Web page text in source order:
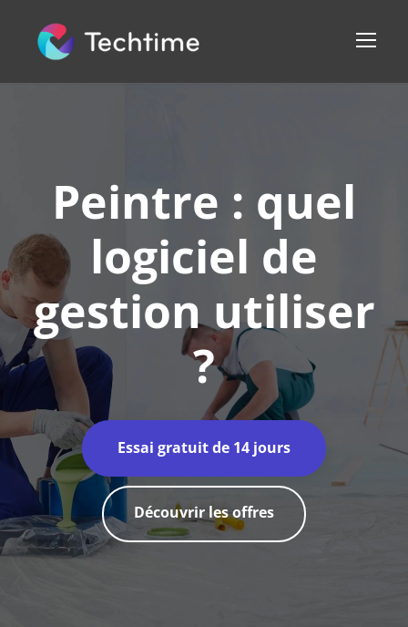
Peintre : quel
logiciel de
gestion utiliser
?
Essai gratuit de 14 jours
Découvrir les offres